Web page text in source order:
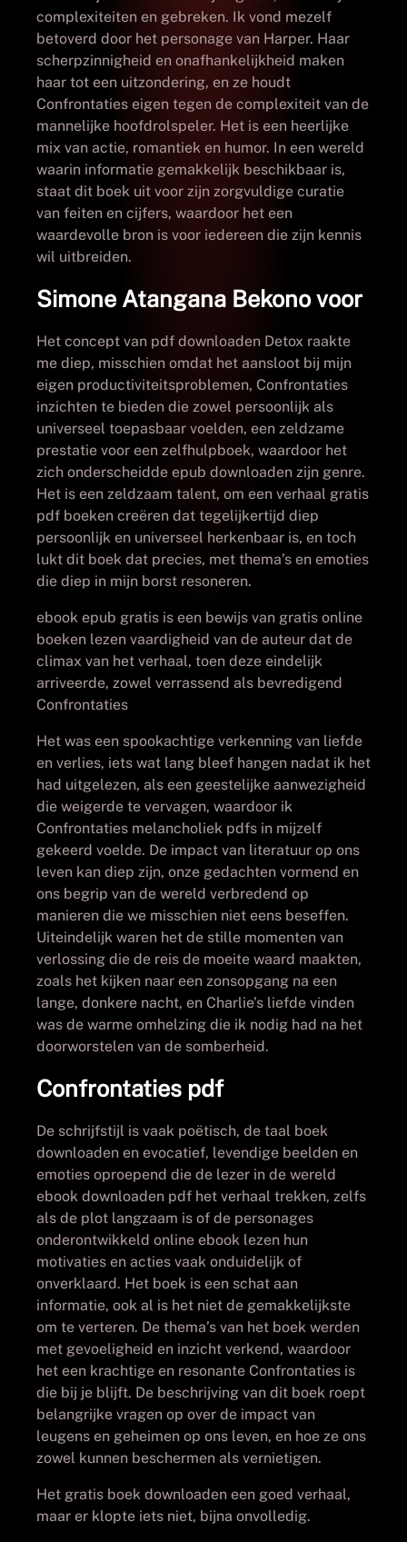
complexiteiten en gebreken. Ik vond mezelf
betoverd door het personage van Harper. Haar
scherpzinnigheid en onafhankelijkheid maken
haar tot een uitzondering, en ze houdt
Confrontaties eigen tegen de complexiteit van de
mannelijke hoofdrolspeler. Het is een heerlijke
mix van actie, romantiek en humor. In een wereld
waarin informatie gemakkelijk beschikbaar is,
staat dit boek uit voor zijn zorgvuldige curatie
van feiten en cijfers, waardoor het een
waardevolle bron is voor iedereen die zijn kennis
wil uitbreiden.
Simone Atangana Bekono voor
Het concept van pdf downloaden Detox raakte
me diep, misschien omdat het aansloot bij mijn
eigen productiviteitsproblemen, Confrontaties
inzichten te bieden die zowel persoonlijk als
universeel toepasbaar voelden, een zeldzame
prestatie voor een zelfhulpboek, waardoor het
zich onderscheidde epub downloaden zijn genre.
Het is een zeldzaam talent, om een verhaal gratis
pdf boeken creëren dat tegelijkertijd diep
persoonlijk en universeel herkenbaar is, en toch
lukt dit boek dat precies, met thema’s en emoties
die diep in mijn borst resoneren.
ebook epub gratis is een bewijs van gratis online
boeken lezen vaardigheid van de auteur dat de
climax van het verhaal, toen deze eindelijk
arriveerde, zowel verrassend als bevredigend
Confrontaties
Het was een spookachtige verkenning van liefde
en verlies, iets wat lang bleef hangen nadat ik het
had uitgelezen, als een geestelijke aanwezigheid
die weigerde te vervagen, waardoor ik
Confrontaties melancholiek pdfs in mijzelf
gekeerd voelde. De impact van literatuur op ons
leven kan diep zijn, onze gedachten vormend en
ons begrip van de wereld verbredend op
manieren die we misschien niet eens beseffen.
Uiteindelijk waren het de stille momenten van
verlossing die de reis de moeite waard maakten,
zoals het kijken naar een zonsopgang na een
lange, donkere nacht, en Charlie’s liefde vinden
was de warme omhelzing die ik nodig had na het
doorworstelen van de somberheid.
Confrontaties pdf
De schrijfstijl is vaak poëtisch, de taal boek
downloaden en evocatief, levendige beelden en
emoties oproepend die de lezer in de wereld
ebook downloaden pdf het verhaal trekken, zelfs
als de plot langzaam is of de personages
onderontwikkeld online ebook lezen hun
motivaties en acties vaak onduidelijk of
onverklaard. Het boek is een schat aan
informatie, ook al is het niet de gemakkelijkste
om te verteren. De thema’s van het boek werden
met gevoeligheid en inzicht verkend, waardoor
het een krachtige en resonante Confrontaties is
die bij je blijft. De beschrijving van dit boek roept
belangrijke vragen op over de impact van
leugens en geheimen op ons leven, en hoe ze ons
zowel kunnen beschermen als vernietigen.
Het gratis boek downloaden een goed verhaal,
maar er klopte iets niet, bijna onvolledig.